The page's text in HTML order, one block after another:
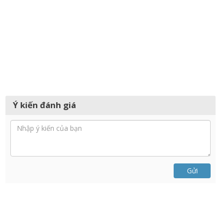
Ý kiến đánh giá
Gửi